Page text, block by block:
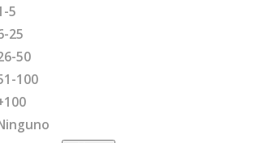
5
25
50
100